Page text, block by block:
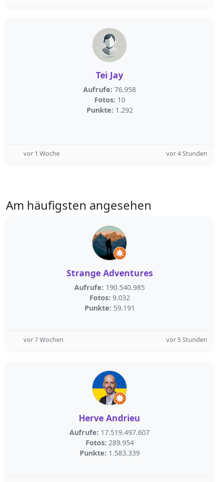
Tei Jay
Aufrufe: 76.958
Fotos: 10
Punkte: 1.292
vor 1 Woche vor 4 Stunden
Am häufigsten angesehen
Strange Adventures
Aufrufe: 190.540.985
Fotos: 9.032
Punkte: 59.191
vor 7 Wochen vor 5 Stunden
Herve Andrieu
Aufrufe: 17.519.497.607
Fotos: 289.954
Punkte: 1.583.339